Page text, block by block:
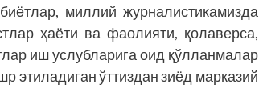
миллий журналистикамизда
ҳаёти ва фаолияти, қолаверса,
иш услубларига оид қўлланмалар
этиладиган ўттиздан зиёд марказий